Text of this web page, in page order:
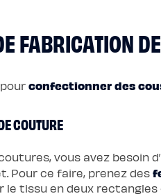
FABRICATION
confectionner des
COUTURE
vous avez besoin
Pour ce faire, prenez des
le tissu en deux